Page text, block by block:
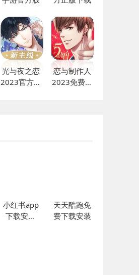
光与夜之恋
2023官方最
恋与制作人
2023免费下
小红书app
下载安装
天天酷跑免
费下载安装